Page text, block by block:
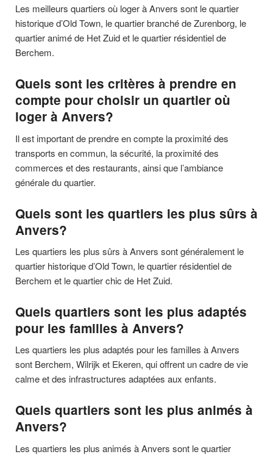
Les meilleurs quartiers où loger à Anvers sont le quartier
historique d’Old Town, le quartier branché de Zurenborg, le
quartier animé de Het Zuid et le quartier résidentiel de
Berchem.
Quels sont les critères à prendre en
compte pour choisir un quartier où
loger à Anvers?
Il est important de prendre en compte la proximité des
transports en commun, la sécurité, la proximité des
commerces et des restaurants, ainsi que l’ambiance
générale du quartier.
Quels sont les quartiers les plus sûrs à
Anvers?
Les quartiers les plus sûrs à Anvers sont généralement le
quartier historique d’Old Town, le quartier résidentiel de
Berchem et le quartier chic de Het Zuid.
Quels quartiers sont les plus adaptés
pour les familles à Anvers?
Les quartiers les plus adaptés pour les familles à Anvers
sont Berchem, Wilrijk et Ekeren, qui offrent un cadre de vie
calme et des infrastructures adaptées aux enfants.
Quels quartiers sont les plus animés à
Anvers?
Les quartiers les plus animés à Anvers sont le quartier